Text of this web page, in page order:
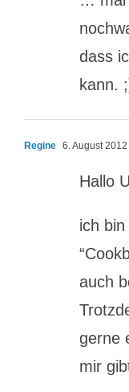
dass
kann.
Regine 6. August
Hallo
ich
auch
gerne
mir